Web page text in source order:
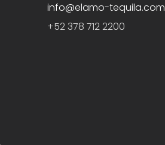
info@elamo-tequila.com
+52 378 712 2200